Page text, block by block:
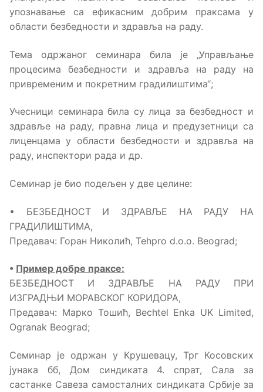
упознавање са ефикасним добрим праксама у
области безбедности и здравља на раду.
Тема одржаног семинара била је „Управљање
процесима безбедности и здравља на раду на
привременим и покретним градилиштима“;
Учесници семинара била су лица за безбедност и
здравље на раду, правна лица и предузетници са
лиценцама у области безбедности и здравља на
раду, инспектори рада и др.
Семинар је био подељен у две целине:
• БЕЗБЕДНОСТ И ЗДРАВЉЕ НА РАДУ НА
ГРАДИЛИШТИМА,
Предавач: Горан Николић, Tehpro d.o.o. Beograd;
• Пример добре праксе:
БЕЗБЕДНОСТ И ЗДРАВЉЕ НА РАДУ ПРИ
ИЗГРАДЊИ МОРАВСКОГ КОРИДОРА,
Предавач: Марко Тошић, Bechtel Enka UK Limited,
Ogranak Beograd;
Семинар је одржан у Крушевацу, Трг Косовских
јунака бб, Дом синдиката 4. спрат, Сала за
састанке Савеза самосталних синдиката Србије за